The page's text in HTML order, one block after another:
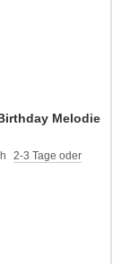
Melodie
2-3 Tage oder